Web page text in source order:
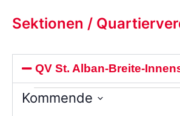
Sektionen /
QV St. Alban-Breite-
Kommende